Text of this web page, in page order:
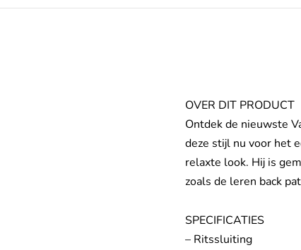
OVER DIT PRODUCT
Ontdek de nieuwste
deze stijl nu voor het
relaxte look. Hij is
zoals de leren back
SPECIFICATIES
– Ritssluiting